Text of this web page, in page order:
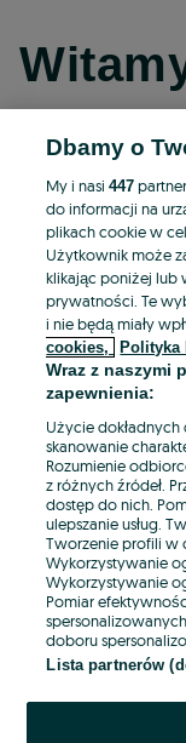
E-mail
Hasło
Nie pamiętasz
Dbamy o
My i nasi447
do informacji na
plikach cookie w
Użytkownik może
klikając poniżej lub
prywatności. Te
i nie będą miały
cookies,
Polityka
Wraz z naszymi
zapewnienia:
Użycie
skanowanie
Rozumienie
z różnych źródeł.
dostęp do nich.
ulepszanie usług.
Tworzenie profili w
Wykorzystywanie
Wykorzystywanie
Pomiar
doboru
Lista partnerów